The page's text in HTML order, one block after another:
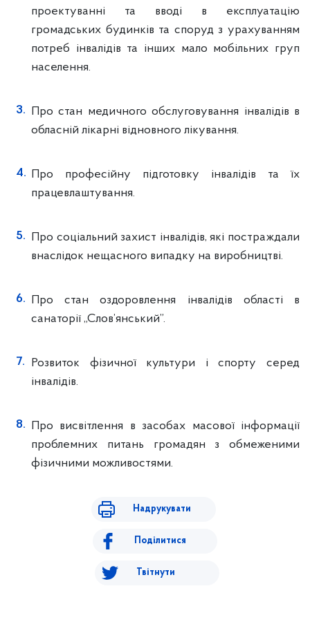
проектуванні та вводі в експлуатацію
громадських будинків та споруд з урахуванням
потреб інвалідів та інших мало мобільних груп
населення.
Про стан медичного обслуговування інвалідів в
обласній лікарні відновного лікування.
Про професійну підготовку інвалідів та їх
працевлаштування.
Про соціальний захист інвалідів, які постраждали
внаслідок нещасного випадку на виробництві.
Про стан оздоровлення інвалідів області в
санаторії „Слов’янський”.
Розвиток фізичної культури і спорту серед
інвалідів.
Про висвітлення в засобах масової інформації
проблемних питань громадян з обмеженими
фізичними можливостями.
Надрукувати
Поділитися
Твітнути